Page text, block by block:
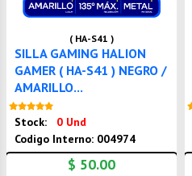
( HA-S41 )
SILLA GAMING HALION
GAMER ( HA-S41 ) NEGRO /
AMARILLO...
Stock:
0 Und
Codigo Interno: 004974
$ 50.00